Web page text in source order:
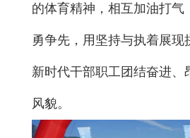
的体育精神，相互加油打气
勇争先，用坚持与执着展现
新时代干部职工团结奋进、
风貌。